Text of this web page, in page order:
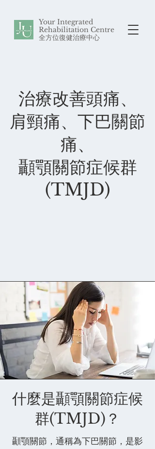
Your Integrated
Rehabilitation Centre
​全方位復健治療中心
治療改善頭痛、
肩頸痛、下巴關節
痛、
顳顎關節症候群
(TMJD)
什麼是顳顎關節症候
群(TMJD)？
顳顎關節，通稱為下巴關節，是影